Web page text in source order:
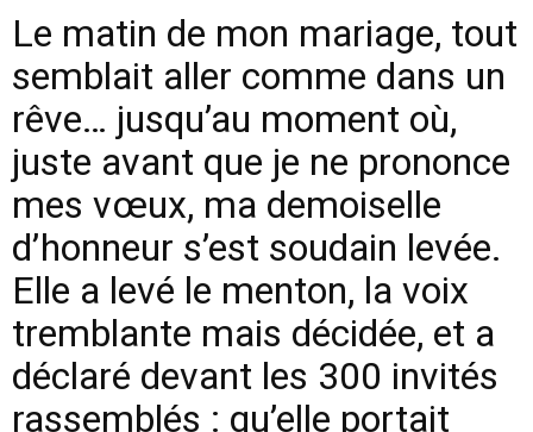
Le matin de mon mariage, tout
semblait aller comme dans un
rêve… jusqu’au moment où,
juste avant que je ne prononce
mes vœux, ma demoiselle
d’honneur s’est soudain levée.
Elle a levé le menton, la voix
tremblante mais décidée, et a
déclaré devant les 300 invités
rassemblés : qu’elle portait